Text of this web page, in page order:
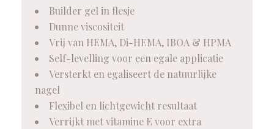
Builder gel in flesje
Dunne viscositeit
Vrij van HEMA, Di-HEMA, IBOA & HPMA
Self-levelling voor een egale applicatie
Versterkt en egaliseert de natuurlijke
nagel
Flexibel en lichtgewicht resultaat
Verrijkt met vitamine E voor extra